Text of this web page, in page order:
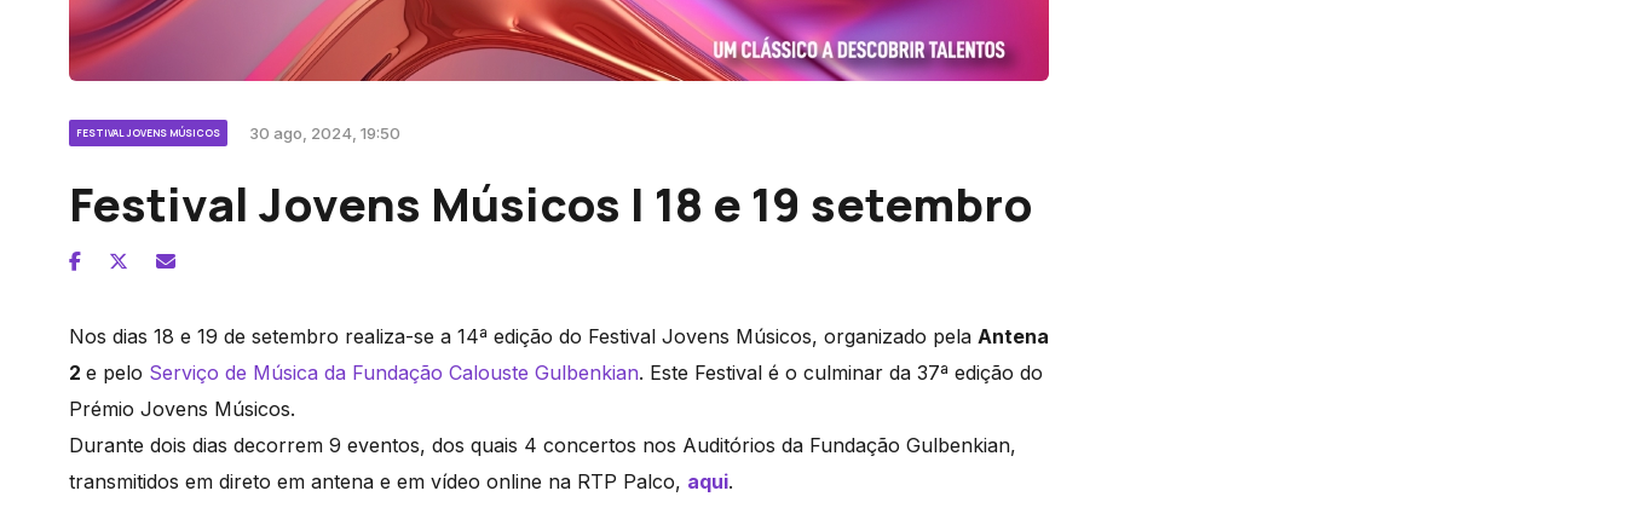
FESTIVAL JOVENS MÚSICOS 30 ago, 2024, 19:50
Festival Jovens Músicos | 18 e 19 setembro
Nos dias 18 e 19 de setembro realiza-se a 14ª edição do Festival Jovens Músicos, organizado pela Antena
2 e pelo Serviço de Música da Fundação Calouste Gulbenkian. Este Festival é o culminar da 37ª edição do
Prémio Jovens Músicos.
Durante dois dias decorrem 9 eventos, dos quais 4 concertos nos Auditórios da Fundação Gulbenkian,
transmitidos em direto em antena e em vídeo online na RTP Palco, aqui.